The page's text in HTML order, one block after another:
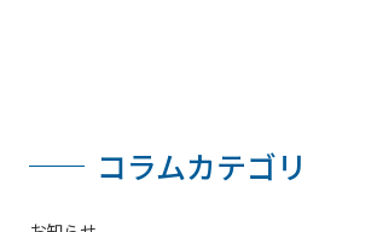
コラムカテゴリ